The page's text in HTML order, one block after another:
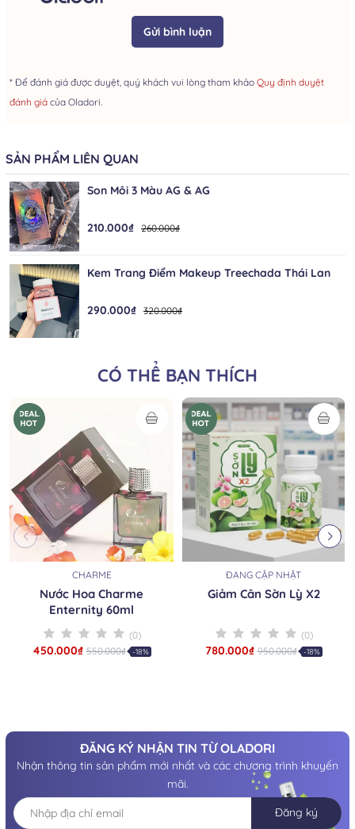
Gửi bình luận
* Để đánh giá được duyệt, quý khách vui lòng tham khảo Quy định duyệt
đánh giá của Oladori.
SẢN PHẨM LIÊN QUAN
Son Môi 3 Màu AG & AG
210.000₫ 260.000₫
Kem Trang Điểm Makeup Treechada Thái Lan
290.000₫ 320.000₫
CÓ THỂ BẠN THÍCH
CHARME
Nước Hoa Charme
Enternity 60ml
(0)
450.000₫ 550.000₫ -18%
ĐANG CẬP NHẬT
Giảm Cân Sờn Lỳ X2
(0)
780.000₫ 950.000₫ -18%
ĐĂNG KÝ NHẬN TIN TỪ OLADORI
Nhận thông tin sản phẩm mới nhất và các chương trình khuyến
mãi.
Đăng ký